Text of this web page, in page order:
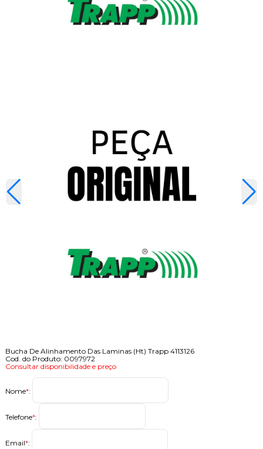
Bucha De Alinhamento Das Laminas (Ht) Trapp 4113126
Cod. do Produto: 0097972
Consultar disponibilidade e preço
Nome*:
Telefone*:
Email*: